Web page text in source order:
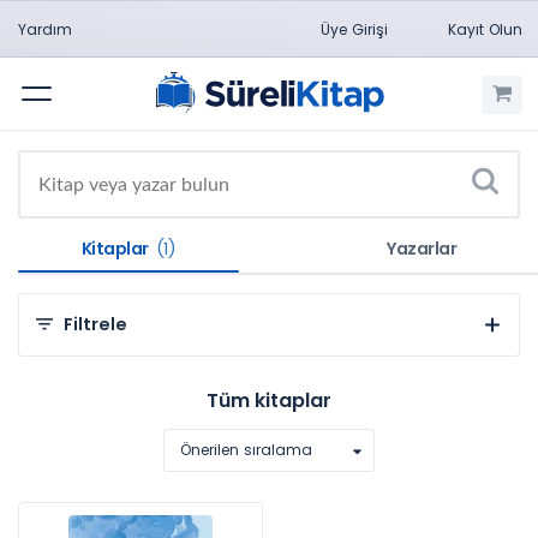
Yardım Üye Girişi Kayıt Olun
Menü
Kitaplar (1) Yazarlar
Filtrele
Konulara Göre
Fen Bilimleri (1)
Tüm kitaplar
Önerilen sıralama